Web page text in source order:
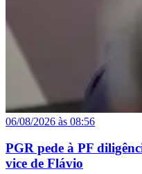
06/08/2026 às 08:56
PGR pede à PF
vice de Flávio